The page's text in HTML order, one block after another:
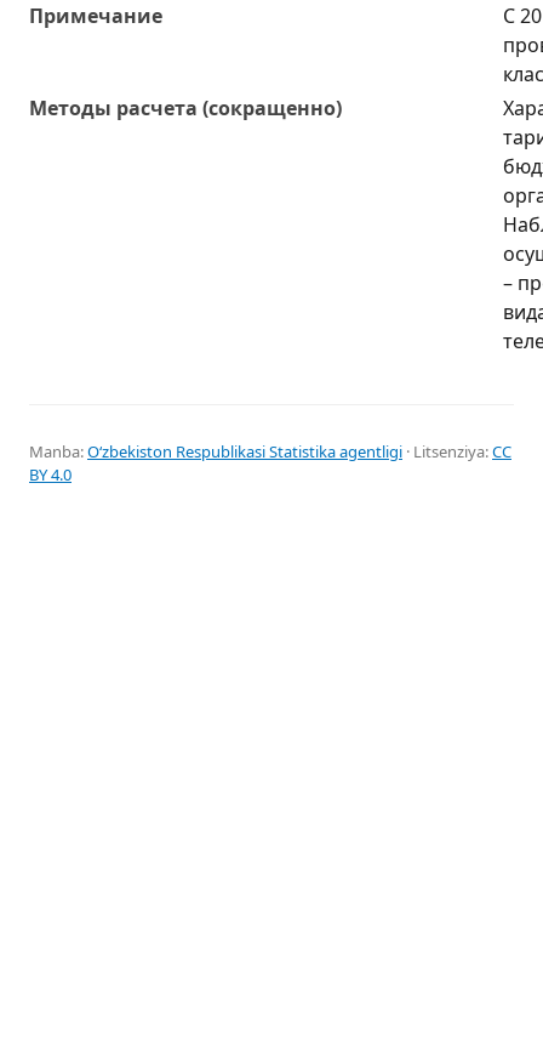
Примечание
С
Методы расчета (сокращенно)
–
Manba:Oʻzbekiston Respublikasi Statistika agentligi · Litsenziya:CC
BY 4.0